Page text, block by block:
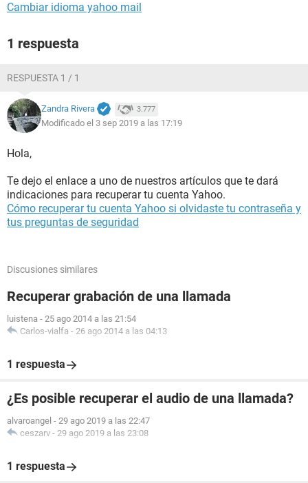
Cambiar idioma yahoo mail
1 respuesta
RESPUESTA 1 / 1
Zandra Rivera 3.777
Modificado el 3 sep 2019 a las 17:19
Hola,
Te dejo el enlace a uno de nuestros artículos que te dará
indicaciones para recuperar tu cuenta Yahoo.
Cómo recuperar tu cuenta Yahoo si olvidaste tu contraseña y
tus preguntas de seguridad
Discusiones similares
Recuperar grabación de una llamada
luistena - 25 ago 2014 a las 21:54
Carlos-vialfa - 26 ago 2014 a las 04:13
1 respuesta
¿Es posible recuperar el audio de una llamada?
alvaroangel - 29 ago 2019 a las 22:47
ceszarv - 29 ago 2019 a las 23:08
1 respuesta